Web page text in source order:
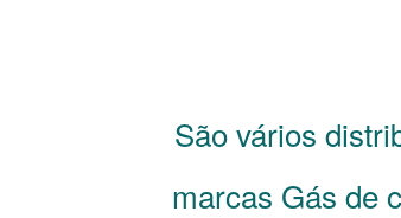
São vários
marcas Gás de